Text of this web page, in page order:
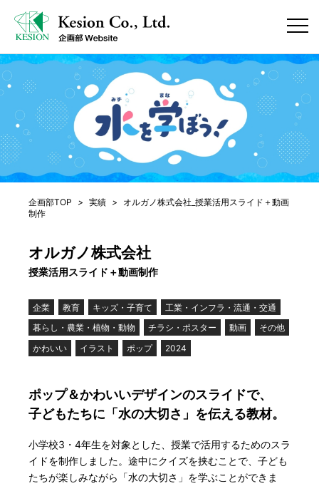
企画部TOP > 実績 >
オルガノ株式会社_授業活用スライド＋動画
制作
オルガノ株式会社
授業活用スライド＋動画制作
企業 教育 キッズ・子育て
工業・インフラ・流通・交通
暮らし・農業・植物・動物
チラシ・ポスター 動画
その他
かわいい
イラスト ポップ 2024
ポップ＆かわいいデザインのスライドで、
子どもたちに「水の大切さ」を伝える教材。
小学校3・4年生を対象とした、授業で活用するためのスラ
イドを制作しました。途中にクイズを挟むことで、子ども
たちが楽しみながら「水の大切さ」を学ぶことができま